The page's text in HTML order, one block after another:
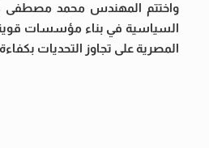
واختتم المهندس محمد مصطفى
السياسية في بناء مؤسسات قوية
المصرية على تجاوز التحديات